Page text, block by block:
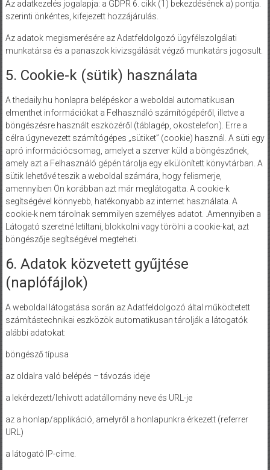
Az adatkezelés jogalapja: a GDPR 6. cikk (1) bekezdésének a) pontja.
szerinti önkéntes, kifejezett hozzájárulás.
Az adatok megismerésére az Adatfeldolgozó ügyfélszolgálati
munkatársa és a panaszok kivizsgálását végző munkatárs jogosult.
5. Cookie-k (sütik) használata
A thedaily.hu honlapra belépéskor a weboldal automatikusan
elmenthet információkat a Felhasználó számítógépéről, illetve a
böngészésre használt eszközéről (táblagép, okostelefon). Erre a
célra úgynevezett számítógépes „sütiket” (cookie) használ. A süti egy
apró információcsomag, amelyet a szerver küld a böngészőnek,
amely azt a Felhasználó gépén tárolja egy elkülönített könyvtárban. A
sütik lehetővé teszik a weboldal számára, hogy felismerje,
amennyiben Ön korábban azt már meglátogatta. A cookie-k
segítségével könnyebb, hatékonyabb az internet használata. A
cookie-k nem tárolnak semmilyen személyes adatot. .Amennyiben a
Látogató szeretné letiltani, blokkolni vagy törölni a cookie-kat, azt
böngészője segítségével megteheti.
6. Adatok közvetett gyűjtése
(naplófájlok)
A weboldal látogatása során az Adatfeldolgozó által működtetett
számítástechnikai eszközök automatikusan tárolják a látogatók
alábbi adatokat:
böngésző típusa
az oldalra való belépés – távozás ideje
a lekérdezett/lehívott adatállomány neve és URL-je
az a honlap/applikáció, amelyről a honlapunkra érkezett (referrer
URL)
a látogató IP-címe.